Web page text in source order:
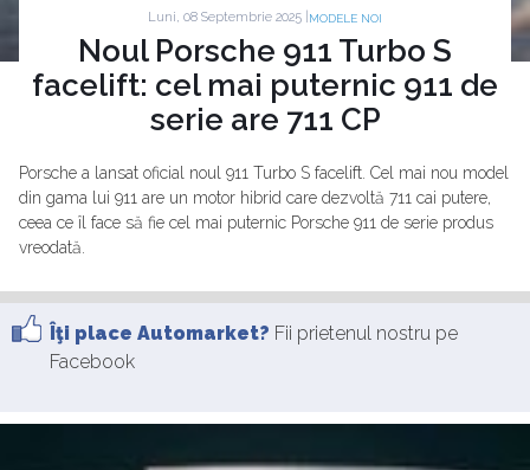
Luni, 08 Septembrie 2025 | MODELE NOI
Noul Porsche 911 Turbo S
facelift: cel mai puternic 911 de
serie are 711 CP
Porsche a lansat oficial noul 911 Turbo S facelift. Cel mai nou model
din gama lui 911 are un motor hibrid care dezvoltă 711 cai putere,
ceea ce îl face să fie cel mai puternic Porsche 911 de serie produs
vreodată.
Îţi place Automarket? Fii prietenul nostru pe
Facebook